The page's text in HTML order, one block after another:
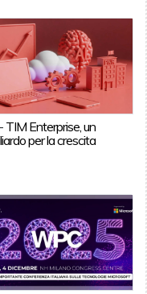
- TIM Enterprise, un
per la crescita